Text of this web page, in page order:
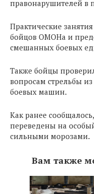
правонарушителей в
Практические
бойцов ОМОНа и
смешанных боевых
Также бойцы
вопросам стрельбы
боевых машин.
Как ранее
переведены на
сильными морозами.
Вам также